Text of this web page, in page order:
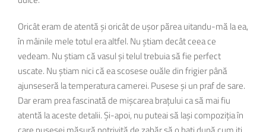
Oricât eram de atentă și oricât de ușor părea uitandu-mă la ea,
în mâinile mele totul era altfel. Nu știam decât ceea ce
vedeam. Nu știam că vasul și telul trebuia să fie perfect
uscate. Nu știam nici că ea scosese ouăle din frigier până
ajunseseră la temperatura camerei. Pusese și un praf de sare.
Dar eram prea fascinată de mișcarea brațului ca să mai fiu
atentă la aceste detalii. Și-apoi, nu puteai să lași compoziția în